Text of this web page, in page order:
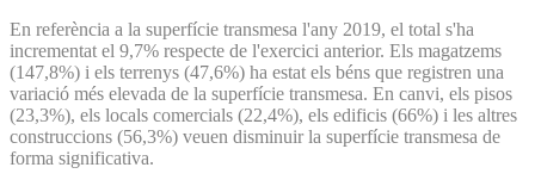
En referència a la superfície transmesa l'any 2019, el total s'ha
incrementat el 9,7% respecte de l'exercici anterior. Els magatzems
(147,8%) i els terrenys (47,6%) ha estat els béns que registren una
variació més elevada de la superfície transmesa. En canvi, els pisos
(23,3%), els locals comercials (22,4%), els edificis (66%) i les altres
construccions (56,3%) veuen disminuir la superfície transmesa de
forma significativa.